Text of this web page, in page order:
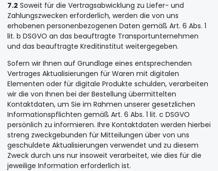
7.2 Soweit für die Vertragsabwicklung zu Liefer- und
Zahlungszwecken erforderlich, werden die von uns
erhobenen personenbezogenen Daten gemäß Art. 6 Abs. 1
lit. b DSGVO an das beauftragte Transportunternehmen
und das beauftragte Kreditinstitut weitergegeben.
Sofern wir Ihnen auf Grundlage eines entsprechenden
Vertrages Aktualisierungen für Waren mit digitalen
Elementen oder für digitale Produkte schulden, verarbeiten
wir die von Ihnen bei der Bestellung übermittelten
Kontaktdaten, um Sie im Rahmen unserer gesetzlichen
Informationspflichten gemäß Art. 6 Abs. 1 lit. c DSGVO
persönlich zu informieren. Ihre Kontaktdaten werden hierbei
streng zweckgebunden für Mitteilungen über von uns
geschuldete Aktualisierungen verwendet und zu diesem
Zweck durch uns nur insoweit verarbeitet, wie dies für die
jeweilige Information erforderlich ist.